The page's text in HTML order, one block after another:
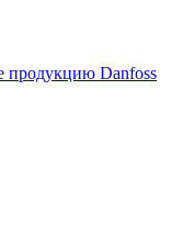
продукцию Danfoss